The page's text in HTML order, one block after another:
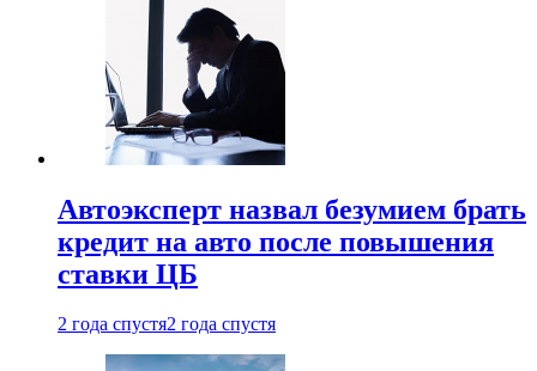
Автоэксперт назвал безумием брать
кредит на авто после повышения
ставки ЦБ
2 года спустя2 года спустя